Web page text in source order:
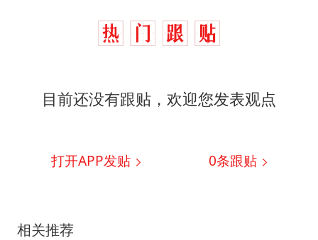
目前还没有跟贴，欢迎您发表观点
打开APP发贴 0条跟贴
相关推荐